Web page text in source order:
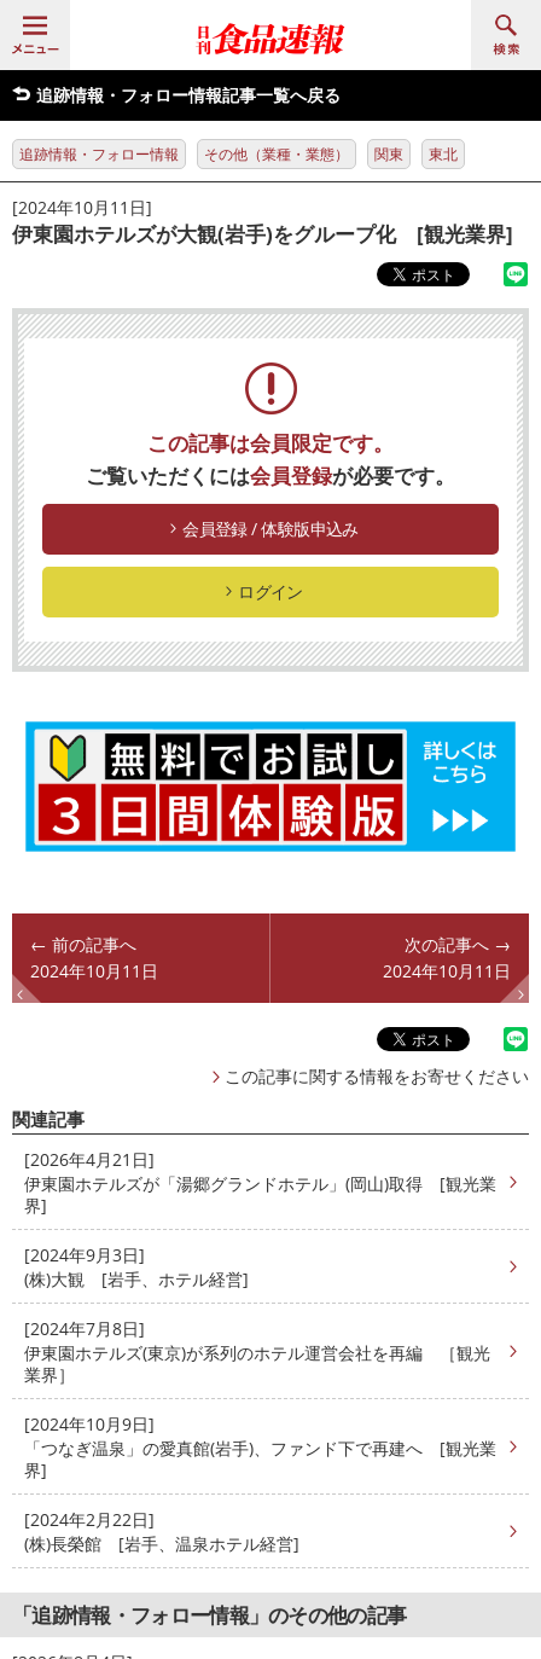
追跡情報・フォロー情報記事一覧へ戻る
追跡情報・フォロー情報 その他（業種・業態） 関東 東北
[2024年10月11日]
伊東園ホテルズが大観(岩手)をグループ化 [観光業界]
この記事は会員限定です。
ご覧いただくには会員登録が必要です。
会員登録 / 体験版申込み
ログイン
← 前の記事へ
2024年10月11日
次の記事へ →
2024年10月11日
この記事に関する情報をお寄せください
関連記事
[2026年4月21日]
伊東園ホテルズが「湯郷グランドホテル」(岡山)取得 [観光業
界]
[2024年9月3日]
(株)大観 [岩手、ホテル経営]
[2024年7月8日]
伊東園ホテルズ(東京)が系列のホテル運営会社を再編 ［観光
業界］
[2024年10月9日]
「つなぎ温泉」の愛真館(岩手)、ファンド下で再建へ [観光業
界]
[2024年2月22日]
(株)長榮館 [岩手、温泉ホテル経営]
「追跡情報・フォロー情報」のその他の記事